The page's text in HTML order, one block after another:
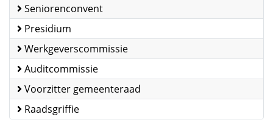
Seniorenconvent
Presidium
Werkgeverscommissie
Auditcommissie
Voorzitter gemeenteraad
Raadsgriffie